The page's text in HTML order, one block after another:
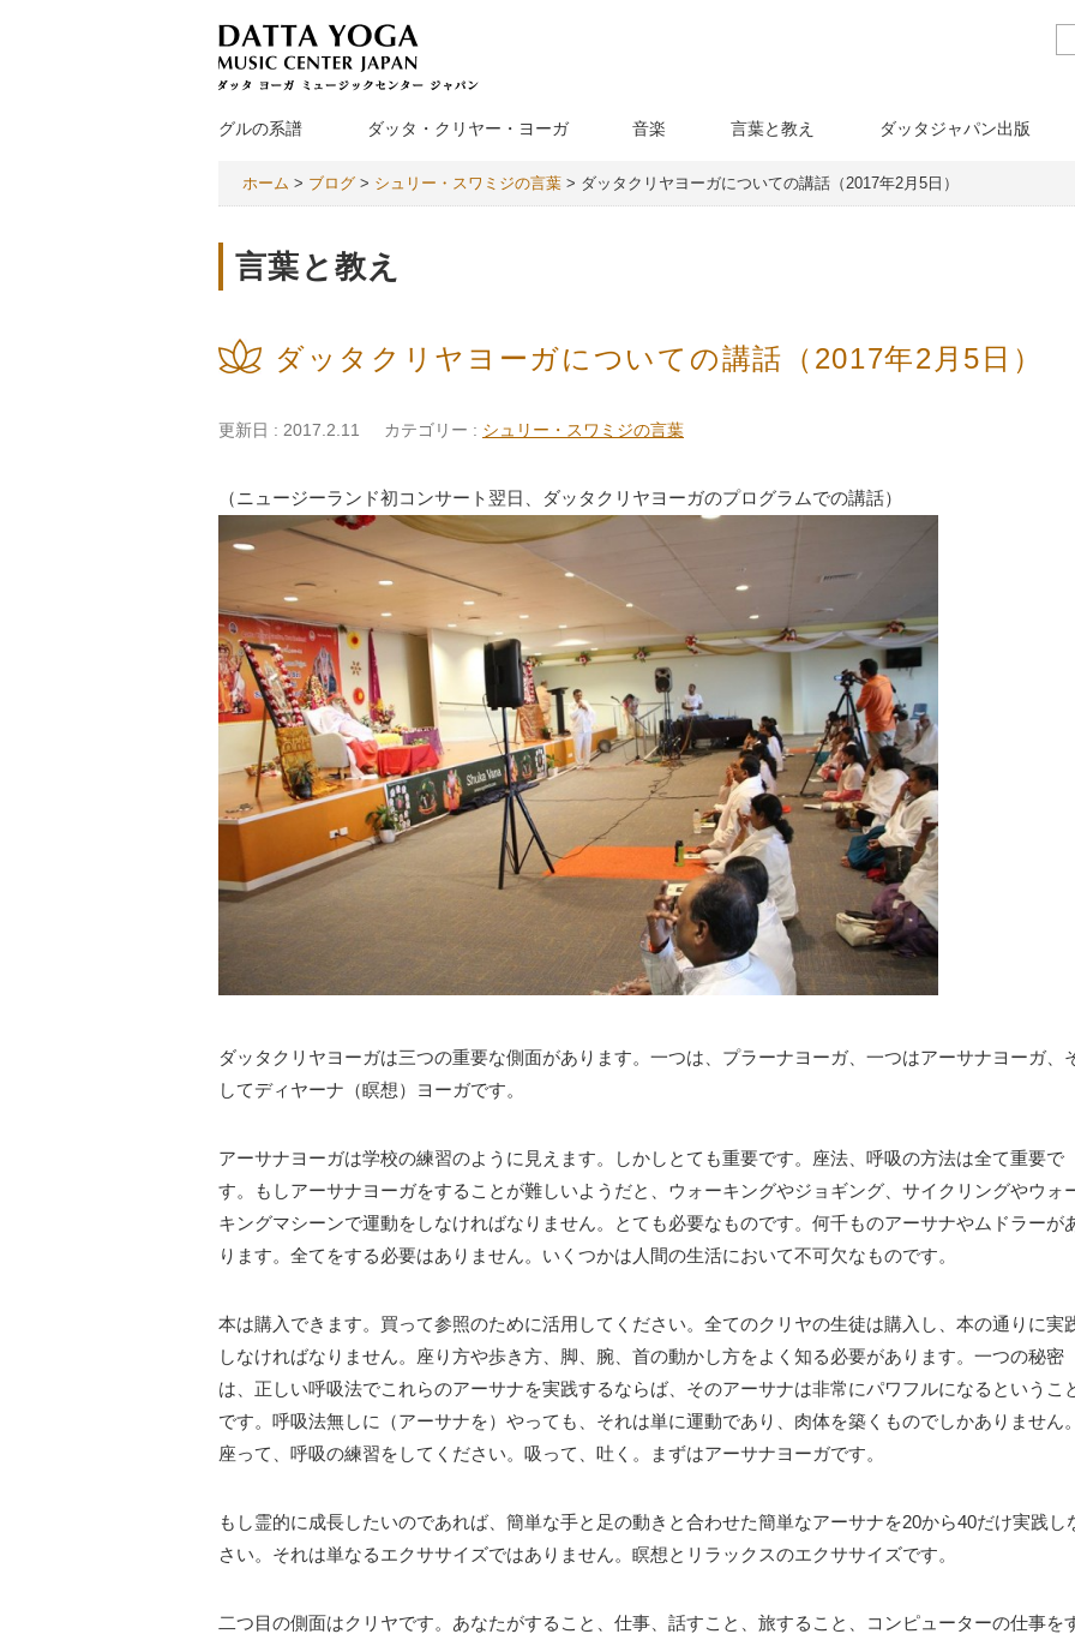
グルの系譜 ダッタ・クリヤー・ヨーガ 音楽 言葉と教え ダッタジャパン出版
ホーム > ブログ> シュリー・スワミジの言葉> ダッタクリヤヨーガについての講話（2017年2月5日）
言葉と教え
ダッタクリヤヨーガについての講話（2017年2月5日）
更新日 : 2017.2.11 カテゴリー : シュリー・スワミジの言葉
（ニュージーランド初コンサート翌日、ダッタクリヤヨーガのプログラムでの講話）
ダッタクリヤヨーガは三つの重要な側面があります。一つは、プラーナヨーガ、一つはアーサナヨーガ、
してディヤーナ（瞑想）ヨーガです。
アーサナヨーガは学校の練習のように見えます。しかしとても重要です。座法、呼吸の方法は全て重要で
す。もしアーサナヨーガをすることが難しいようだと、ウォーキングやジョギング、サイクリングやウォ
キングマシーンで運動をしなければなりません。とても必要なものです。何千ものアーサナやムドラーが
ります。全てをする必要はありません。いくつかは人間の生活において不可欠なものです。
本は購入できます。買って参照のために活用してください。全てのクリヤの生徒は購入し、本の通りに実
しなければなりません。座り方や歩き方、脚、腕、首の動かし方をよく知る必要があります。一つの秘密
は、正しい呼吸法でこれらのアーサナを実践するならば、そのアーサナは非常にパワフルになるというこ
です。呼吸法無しに（アーサナを）やっても、それは単に運動であり、肉体を築くものでしかありません。
座って、呼吸の練習をしてください。吸って、吐く。まずはアーサナヨーガです。
もし霊的に成長したいのであれば、簡単な手と足の動きと合わせた簡単なアーサナを20から40だけ実践し
さい。それは単なるエクササイズではありません。瞑想とリラックスのエクササイズです。
二つ目の側面はクリヤです。あなたがすること、仕事、話すこと、旅すること、コンピューターの仕事を